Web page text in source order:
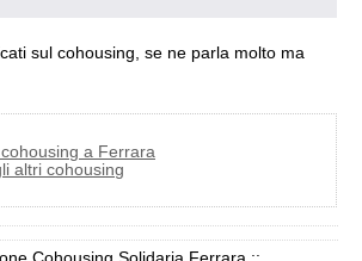
sul cohousing, se ne parla molto ma
a Ferrara
altri cohousing
Watches Patek Philippe Aquanaut Replica